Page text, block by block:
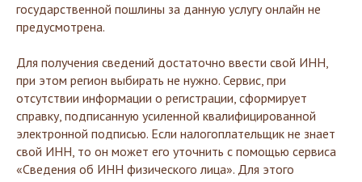
государственной пошлины за данную услугу онлайн не
предусмотрена.
Для получения сведений достаточно ввести свой ИНН,
при этом регион выбирать не нужно. Сервис, при
отсутствии информации о регистрации, сформирует
справку, подписанную усиленной квалифицированной
электронной подписью. Если налогоплательщик не знает
свой ИНН, то он может его уточнить с помощью сервиса
«Сведения об ИНН физического лица». Для этого